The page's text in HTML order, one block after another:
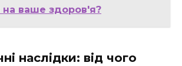
на ваше здоров'я?
наслідки: від чого